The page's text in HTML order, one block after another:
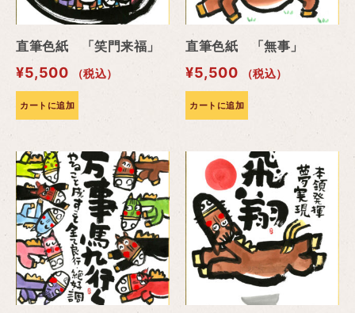
直筆色紙 「笑門来福」
¥5,500 （税込）
カートに追加
直筆色紙 「無事」
¥5,500 （税込）
カートに追加